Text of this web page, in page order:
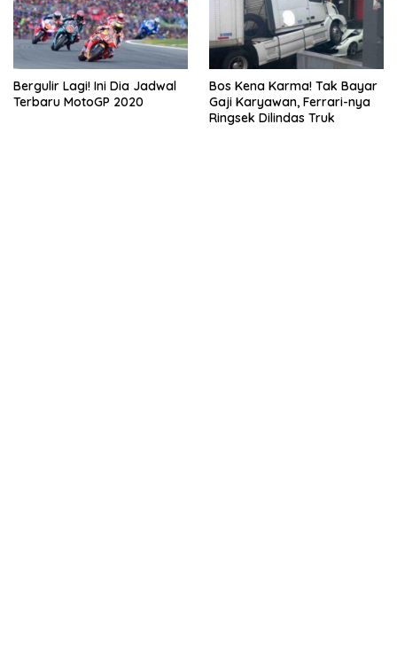
Bergulir Lagi! Ini Dia Jadwal
Terbaru MotoGP 2020
Bos Kena Karma! Tak Bayar
Gaji Karyawan, Ferrari-nya
Ringsek Dilindas Truk